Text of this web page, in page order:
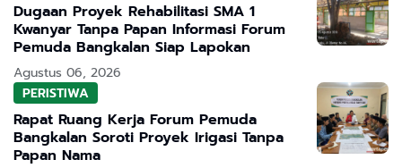
Dugaan Proyek Rehabilitasi SMA 1
Kwanyar Tanpa Papan Informasi Forum
Pemuda Bangkalan Siap Lapokan
Agustus 06, 2026
PERISTIWA
Rapat Ruang Kerja Forum Pemuda
Bangkalan Soroti Proyek Irigasi Tanpa
Papan Nama